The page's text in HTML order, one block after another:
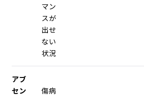
マン
スが
出せ
ない
状況
アブ
セン
傷病